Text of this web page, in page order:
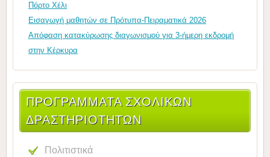
Πόρτο Χέλι
Εισαγωγή μαθητών σε Πρότυπα-Πειραματικά 2026
Απόφαση κατακύρωσης διαγωνισμού για 3-ήμερη εκδρομή
στην Κέρκυρα
ΠΡΟΓΡΑΜΜΑΤΑ ΣΧΟΛΙΚΩΝ
ΔΡΑΣΤΗΡΙΟΤΗΤΩΝ
Πολιτιστικά